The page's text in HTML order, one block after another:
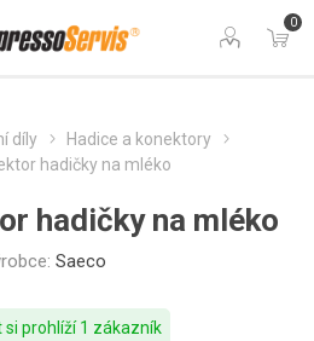
0
díly
Hadice a konektory
hadičky na mléko
hadičky na mléko
Saeco
si prohlíží 1 zákazník